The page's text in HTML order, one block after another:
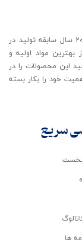
شرکت تجهیزات توانبخشی رهاورد مهر ایرانیان با بیش از 20 سال سابقه تولید در
مواد اولیه و
این محصولات را در
خود را بکار بسته
ها
سریع